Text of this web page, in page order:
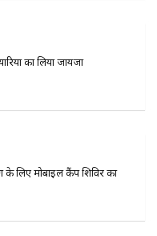
का लिया जायजा
लिए मोबाइल कैंप शिविर का